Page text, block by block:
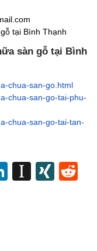
tại Bình Thạnh
sàn gỗ tại Bình
chua-san-go.html
chua-san-go-tai-phu-
chua-san-go-tai-tan-
LinkedIn